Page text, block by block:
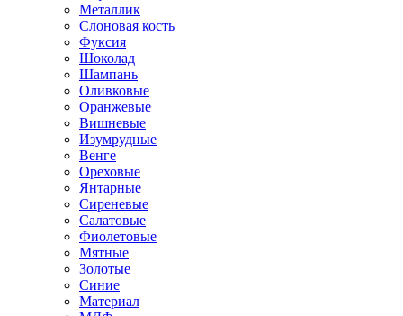
Металлик
Слоновая кость
Фуксия
Шоколад
Шампань
Оливковые
Оранжевые
Вишневые
Изумрудные
Венге
Ореховые
Янтарные
Сиреневые
Салатовые
Фиолетовые
Мятные
Золотые
Синие
Материал